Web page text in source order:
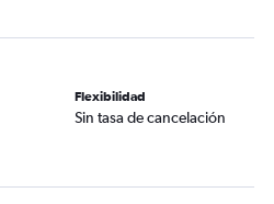
Flexibilidad
Sin tasa de cancelación